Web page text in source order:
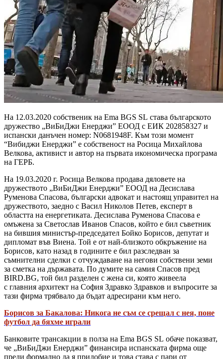
На 12.03.2020 собственик на Ema BGS SL става българското
дружество „ВиБиДжи Енерджи” ЕООД с ЕИК 202858327 и
испански данъчен номер: N0681948F. Към този момент
“Вибиджи Eнерджи” е собственост на Росица Михайлова
Велкова, активист и автор на първата икономическа програма
на ГЕРБ.
На 19.03.2020 г. Росица Велкова продава дяловете на
дружеството „ВиБиДжи Енерджи” ЕООД на Десислава
Руменова Спасова, български адвокат и настоящ управител на
дружеството, заедно с Васил Николов Петев, експерт в
областта на енергетиката. Десислава Руменова Спасова е
омъжена за Светослав Иванов Спасов, който е бил съветник
на бившия министър-председател Бойко Борисов, депутат и
дипломат във Виена. Той е от най-близкото обкръжение на
Борисов, като назад в годините е бил разследван за
съмнителни сделки с отчуждаване на негови собствени земи
за сметка на държавата. По думите на самия Спасов пред
BIRD.BG, той бил разделен с жена си, която живеела
с главния архитект на София Здравко Здравков и въпросите за
тази фирма трябвало да бъдат адресирани към него.
Борисов за Бакалова: Никога не съм се срещал с нея, поне
футбол да бяхме играли
Банковите трансакции в полза на Ema BGS SL обаче показват,
че „ВиБиДжи Енерджи” финансира испанската фирма още
преди формално да я придобие и това става с пари от